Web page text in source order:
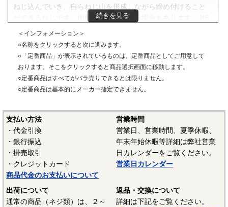
ねじ込んでいき、自らねじ山を形成しながら締め付けること
ができるねじです。樹脂等に使用できる場合もあります。JIS
（弊社ではＡ）、２種（B）、３種（C）、４種（AB）があり
ます。さらに、２種と３種は先端に切欠きがついた「溝付
き」があり、この部分でねじを切り進めていくことができま
す。
・ねじの呼びは直径を表す数字で、メートルねじのようにＭ
・タッピンねじの種類については「タッピンネジの種類」
ご参照ください。
タッピンねじ ねじ部B1
〇特徴
・２種溝付き（B1）：先端は２～２．５山程度がテーパーに
なっています。B0の先端にねじ切り用の切欠きがあるため、
続きを見る
＜インフォメーション＞
○名称をクリックすると次に進みます。
○「定番商品」が表示されているものは、定番商品としてご用意して
おります。そこをクリックすると商品選択画面に移動します。
○定番商品はすべてがバラ売りできるとは限りません。
○定番商品は基本的にメーカー指定できません。
支払い方法
・代金引換
・銀行振込
・掛売取引
・クレジットカード
商品代金のお支払いについて
営業時間
営業日、営業時間、夏季休暇、
年末年始休暇等詳細は弊社営業
日カレンダーをご覧ください。
営業日カレンダー
出荷について
通常の商品（ネジ類）は、２～
返品・交換について
詳細は下記をご覧ください。